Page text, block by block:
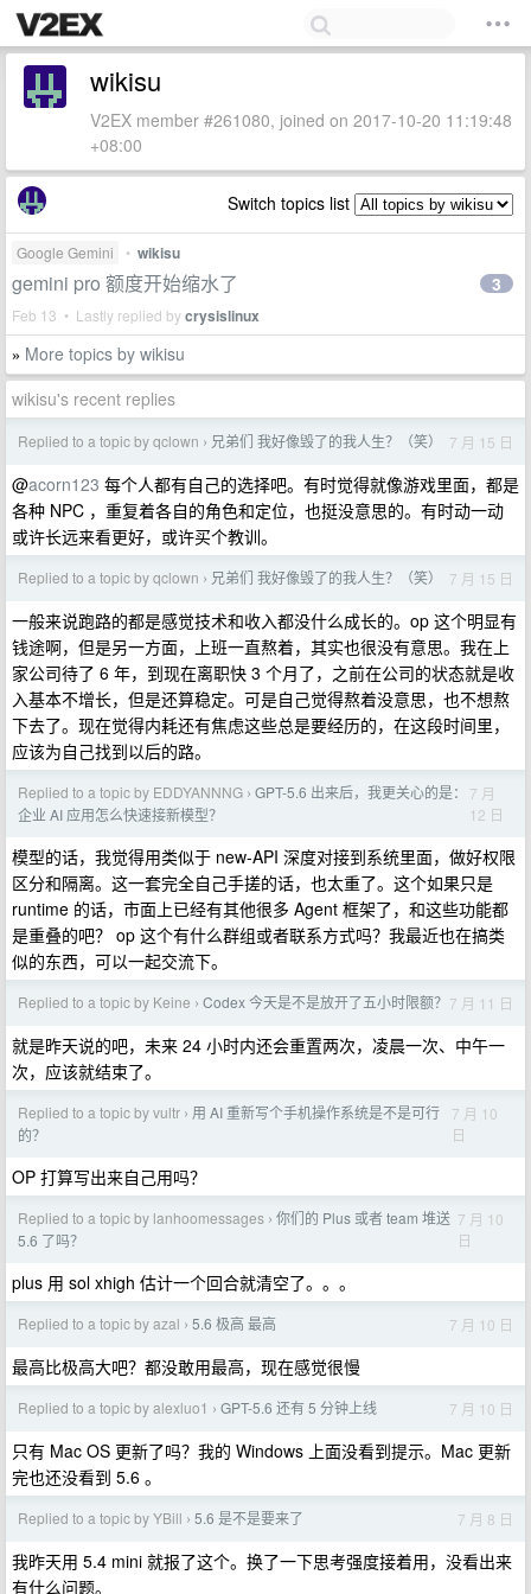
wikisu
V2EX member #261080, joined on 2017-10-20 11:19:48
+08:00
Switch topics list
Google Gemini • wikisu
gemini pro 额度开始缩水了
Feb 13 • Lastly replied bycrysislinux
3
» More topics by wikisu
wikisu's recent replies
Replied to a topic by qclown › 兄弟们 我好像毁了的我人生？（笑） 7 月 15 日
@acorn123 每个人都有自己的选择吧。有时觉得就像游戏里面，都是
各种 NPC ，重复着各自的角色和定位，也挺没意思的。有时动一动
或许长远来看更好，或许买个教训。
Replied to a topic by qclown › 兄弟们 我好像毁了的我人生？（笑） 7 月 15 日
一般来说跑路的都是感觉技术和收入都没什么成长的。op 这个明显有
钱途啊，但是另一方面，上班一直熬着，其实也很没有意思。我在上
家公司待了 6 年，到现在离职快 3 个月了，之前在公司的状态就是收
入基本不增长，但是还算稳定。可是自己觉得熬着没意思，也不想熬
下去了。现在觉得内耗还有焦虑这些总是要经历的，在这段时间里，
应该为自己找到以后的路。
Replied to a topic by EDDYANNNG › GPT-5.6 出来后，我更关心的是：
企业 AI 应用怎么快速接新模型？
7 月
12 日
模型的话，我觉得用类似于 new-API 深度对接到系统里面，做好权限
区分和隔离。这一套完全自己手搓的话，也太重了。这个如果只是
runtime 的话，市面上已经有其他很多 Agent 框架了，和这些功能都
是重叠的吧？ op 这个有什么群组或者联系方式吗？我最近也在搞类
似的东西，可以一起交流下。
Replied to a topic by Keine › Codex 今天是不是放开了五小时限额？ 7 月 11 日
就是昨天说的吧，未来 24 小时内还会重置两次，凌晨一次、中午一
次，应该就结束了。
Replied to a topic by vultr › 用 AI 重新写个手机操作系统是不是可行
的？
7 月 10
日
OP 打算写出来自己用吗？
Replied to a topic by lanhoomessages › 你们的 Plus 或者 team 堆送
5.6 了吗？
7 月 10
日
plus 用 sol xhigh 估计一个回合就清空了。。。
Replied to a topic by azal › 5.6 极高 最高 7 月 10 日
最高比极高大吧？都没敢用最高，现在感觉很慢
Replied to a topic by alexluo1 › GPT-5.6 还有 5 分钟上线 7 月 10 日
只有 Mac OS 更新了吗？我的 Windows 上面没看到提示。Mac 更新
完也还没看到 5.6 。
Replied to a topic by YBill › 5.6 是不是要来了 7 月 8 日
我昨天用 5.4 mini 就报了这个。换了一下思考强度接着用，没看出来
有什么问题。